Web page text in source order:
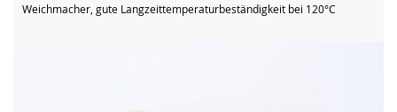
Weichmacher, gute Langzeittemperaturbeständigkeit bei 120°C